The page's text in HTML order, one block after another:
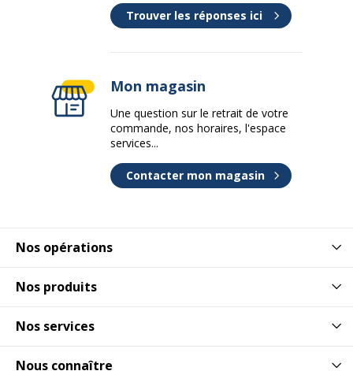
Nos opérations
Nos produits
Nos services
Nous connaître
Trouver les réponses ici
Mon magasin
Une question sur le retrait de votre
commande, nos horaires, l'espace
services...
Contacter mon magasin